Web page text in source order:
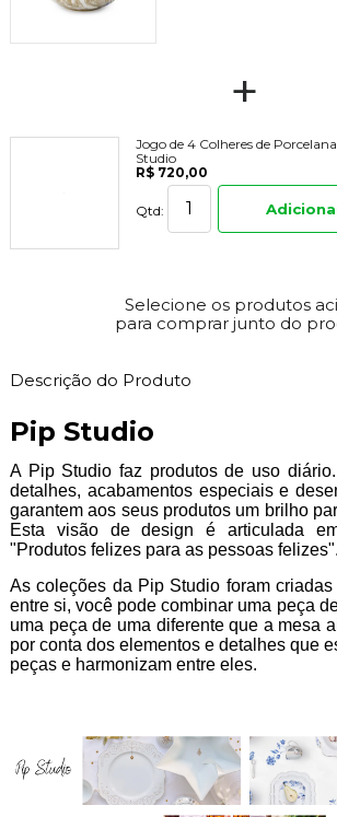
+
Jogo de 4 Colheres de
Studio
R$ 720,00
Qtd:
Selecione os produtos
para comprar junto do
Descrição do Produto
Pip Studio
A Pip Studio faz produtos de uso
detalhes, acabamentos especiais e
garantem aos seus produtos um brilho
Esta visão de design é articulada
"Produtos felizes para as pessoas felizes".
As coleções da Pip Studio foram
entre si, você pode combinar uma peça
uma peça de uma diferente que a mesa
por conta dos elementos e detalhes que
peças e harmonizam entre eles.